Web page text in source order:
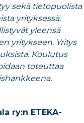
sekä tietopuolista
yrityksessä.
yleensä
yritykseen. Yritys
Koulutus
toteuttaa
ry:n ETEKA-